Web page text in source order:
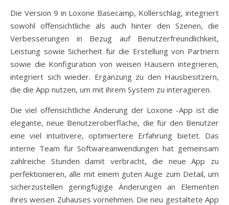
Die Version 9 in Loxone Basecamp, Kollerschlag, integriert
sowohl offensichtliche als auch hinter den Szenen, die
Verbesserungen in Bezug auf Benutzerfreundlichkeit,
Leistung sowie Sicherheit für die Erstellung von Partnern
sowie die Konfiguration von weisen Häusern integrieren,
integriert sich wieder. Ergänzung zu den Hausbesitzern,
die die App nutzen, um mit ihrem System zu interagieren.
Die viel offensichtliche Änderung der Loxone -App ist die
elegante, neue Benutzeroberfläche, die für den Benutzer
eine viel intuitivere, optimiertere Erfahrung bietet. Das
interne Team für Softwareanwendungen hat gemeinsam
zahlreiche Stunden damit verbracht, die neue App zu
perfektionieren, alle mit einem guten Auge zum Detail, um
sicherzustellen geringfügige Änderungen an Elementen
ihres weisen Zuhauses vornehmen. Die neu gestaltete App